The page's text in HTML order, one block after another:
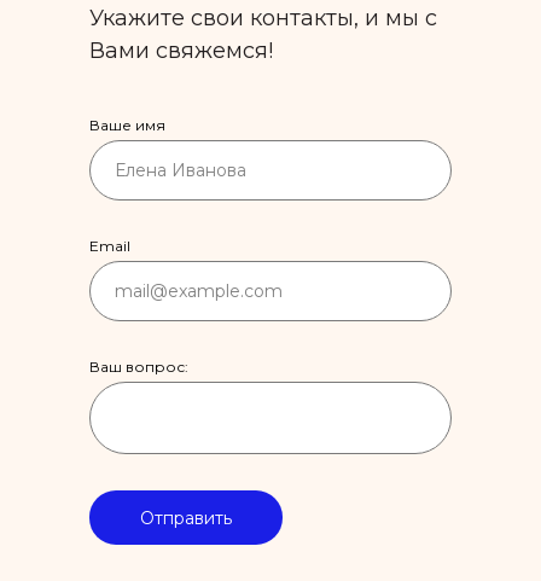
Укажите свои контакты, и мы с
Вами свяжемся!
Ваше имя
Email
Ваш вопрос:
Отправить